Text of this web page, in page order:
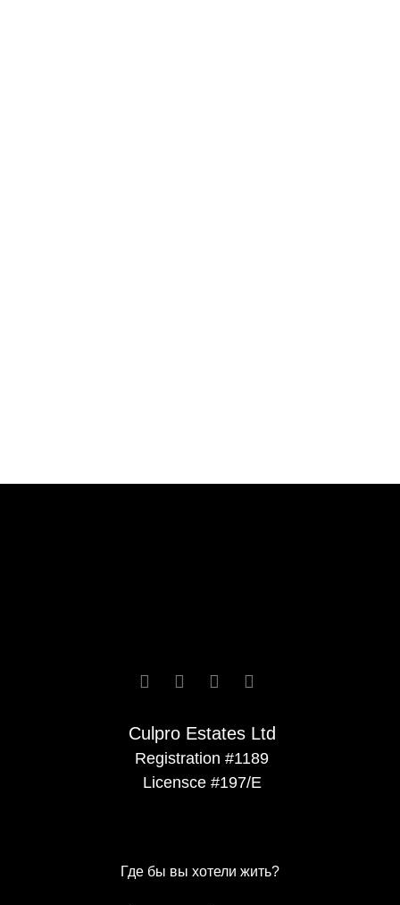
Culpro Estates Ltd
Registration #1189
Licensce #197/E
   
Где бы вы хотели жить?